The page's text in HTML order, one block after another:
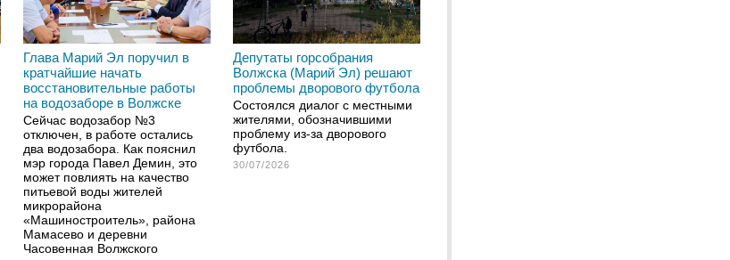
Глава Марий Эл поручил в
кратчайшие начать
восстановительные работы
на водозаборе в Волжске
Сейчас водозабор №3
отключен, в работе остались
два водозабора. Как пояснил
мэр города Павел Демин, это
может повлиять на качество
питьевой воды жителей
микрорайона
«Машиностроитель», района
Мамасево и деревни
Часовенная Волжского
Депутаты горсобрания
Волжска (Марий Эл) решают
проблемы дворового футбола
Состоялся диалог с местными
жителями, обозначившими
проблему из-за дворового
футбола.
30/07/2026